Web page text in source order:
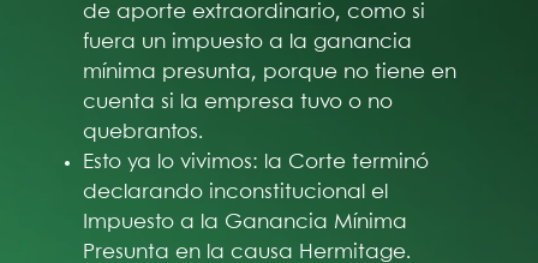
de aporte extraordinario, como si
fuera un impuesto a la ganancia
mínima presunta, porque no tiene en
cuenta si la empresa tuvo o no
quebrantos.
Esto ya lo vivimos: la Corte terminó
declarando inconstitucional el
Impuesto a la Ganancia Mínima
Presunta en la causa Hermitage.